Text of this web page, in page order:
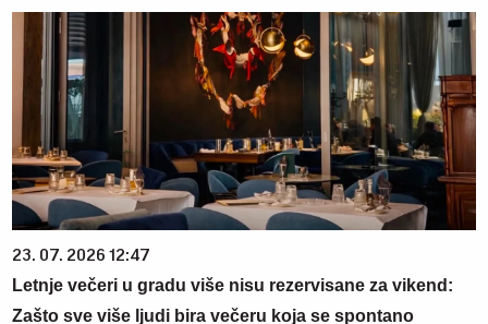
23. 07. 2026 12:47
Letnje večeri u gradu više nisu rezervisane za vikend:
Zašto sve više ljudi bira večeru koja se spontano